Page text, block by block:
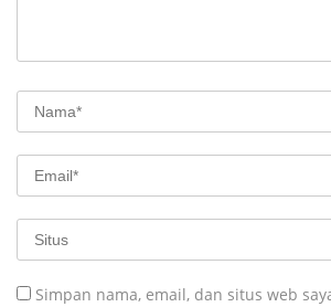
Simpan nama, email, dan situs web